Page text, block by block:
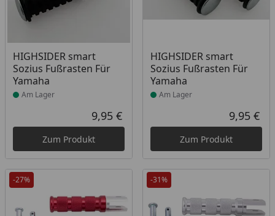
HIGHSIDER smart
Sozius Fußrasten Für
Yamaha
Produkt am Lager
Am Lager
Aktueller Preis
9,95 €
Zum Produkt
HIGHSIDER smart
Sozius Fußrasten Für
Yamaha
Produkt am Lager
Am Lager
9,95 €
Zum Produkt
-27% -31%